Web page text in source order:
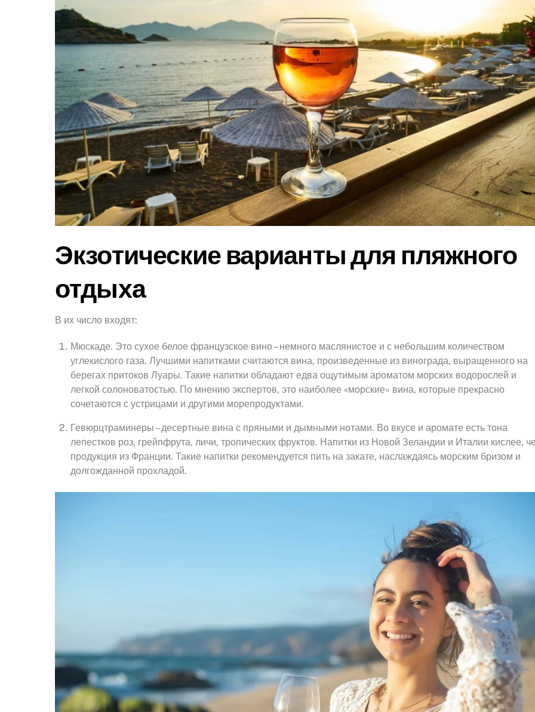
Экзотические варианты для пляжного
отдыха
В их число входят:
Мюскаде. Это сухое белое французское вино – немного маслянистое и с небольшим количеством
углекислого газа. Лучшими напитками считаются вина, произведенные из винограда, выращенного на
берегах притоков Луары. Такие напитки обладают едва ощутимым ароматом морских водорослей и
легкой солоноватостью. По мнению экспертов, это наиболее «морские» вина, которые прекрасно
сочетаются с устрицами и другими морепродуктами.
Гевюрцтраминеры – десертные вина с пряными и дымными нотами. Во вкусе и аромате есть тона
лепестков роз, грейпфрута, личи, тропических фруктов. Напитки из Новой Зеландии и Италии кислее,
продукция из Франции. Такие напитки рекомендуется пить на закате, наслаждаясь морским бризом и
долгожданной прохладой.